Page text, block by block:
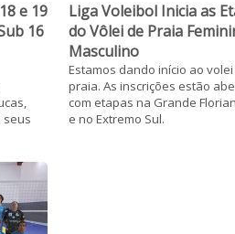
e 19
16
seus
Liga Voleibol Inicia as
do Vôlei de Praia
Masculino
Estamos dando início ao
praia. As inscrições estão
com etapas na Grande
e no Extremo Sul.